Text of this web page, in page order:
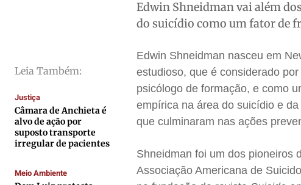
Caetano Roque
Gustavo Bastos
Jr Mignone (in memorian)
Caetano Roque
Gustavo Bastos
Jr Mignone (in memorian)
Caetano Roque
Gustavo Bastos
Jr Mignone (in memorian)
Caetano Roque
Gustavo Bastos
Jr Mignone (in memorian)
Leia Também:
Justiça
Câmara de Anchieta é
alvo de ação por
suposto transporte
irregular de pacientes
Meio Ambiente
Edwin Shneidman vai além
do suicídio como um fator de
Edwin Shneidman nasceu em
estudioso, que é considerado
psicólogo de formação, e como
empírica na área do suicídio e
que culminaram nas ações
Shneidman foi um dos pioneiros
Associação Americana de